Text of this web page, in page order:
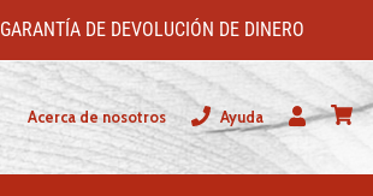
GARANTÍA DE DEVOLUCIÓN DE DINERO
Acerca de nosotros
Ayuda
Usuario